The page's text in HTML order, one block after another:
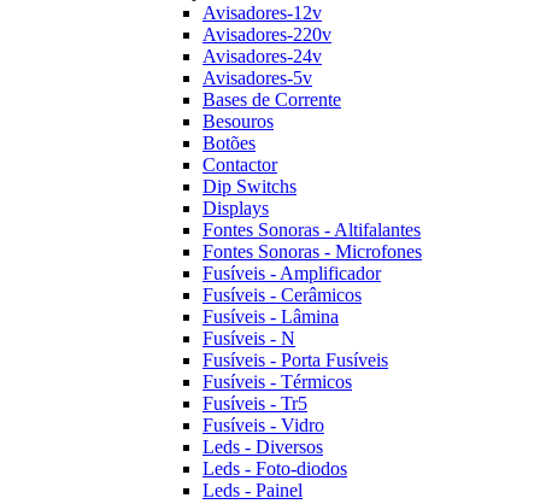
Avisadores-12v
Avisadores-220v
Avisadores-24v
Avisadores-5v
Bases de Corrente
Besouros
Botões
Contactor
Dip Switchs
Displays
Fontes Sonoras - Altifalantes
Fontes Sonoras - Microfones
Fusíveis - Amplificador
Fusíveis - Cerâmicos
Fusíveis - Lâmina
Fusíveis - N
Fusíveis - Porta Fusíveis
Fusíveis - Térmicos
Fusíveis - Tr5
Fusíveis - Vidro
Leds - Diversos
Leds - Foto-diodos
Leds - Painel